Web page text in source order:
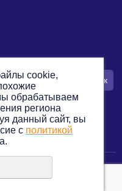
Заказать звонок
cookie,
обрабатываем
региона
данный сайт, вы
с политикой